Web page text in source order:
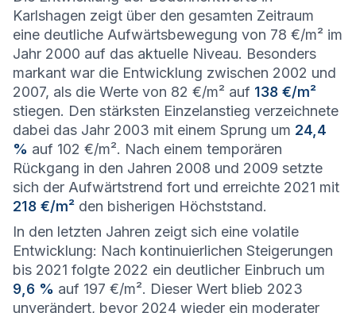
Karlshagen zeigt über den gesamten Zeitraum
eine deutliche Aufwärtsbewegung von 78 €/m² im
Jahr 2000 auf das aktuelle Niveau. Besonders
markant war die Entwicklung zwischen 2002 und
2007, als die Werte von 82 €/m² auf 138 €/m²
stiegen. Den stärksten Einzelanstieg verzeichnete
dabei das Jahr 2003 mit einem Sprung um 24,4
% auf 102 €/m². Nach einem temporären
Rückgang in den Jahren 2008 und 2009 setzte
sich der Aufwärtstrend fort und erreichte 2021 mit
218 €/m² den bisherigen Höchststand.
In den letzten Jahren zeigt sich eine volatile
Entwicklung: Nach kontinuierlichen Steigerungen
bis 2021 folgte 2022 ein deutlicher Einbruch um
9,6 % auf 197 €/m². Dieser Wert blieb 2023
unverändert, bevor 2024 wieder ein moderater